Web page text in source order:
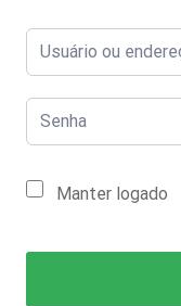
Manter logado